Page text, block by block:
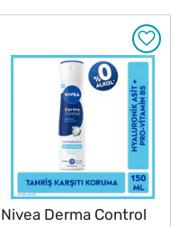
Nivea Derma Control